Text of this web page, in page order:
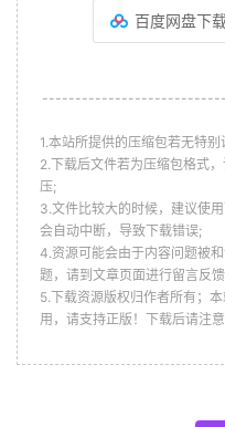
百度网盘下
1.本站所提供的压缩包若无特
2.下载后文件若为压缩包格式
压;
3.文件比较大的时候，建议使
会自动中断，导致下载错误;
4.资源可能会由于内容问题被
题，请到文章页面进行留言反
5.下载资源版权归作者所有；
用，请支持正版！下载后请注意